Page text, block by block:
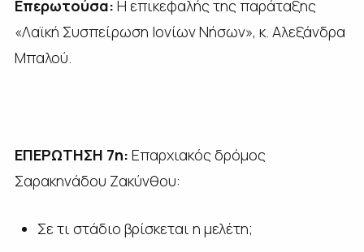
Επερωτούσα: Η επικεφαλής της παράταξης
«Λαϊκή Συσπείρωση Ιονίων Νήσων», κ. Αλεξάνδρα
Μπαλού.
ΕΠΕΡΩΤΗΣΗ 7η: Επαρχιακός δρόμος
Σαρακηνάδου Ζακύνθου:
Σε τι στάδιο βρίσκεται η μελέτη;